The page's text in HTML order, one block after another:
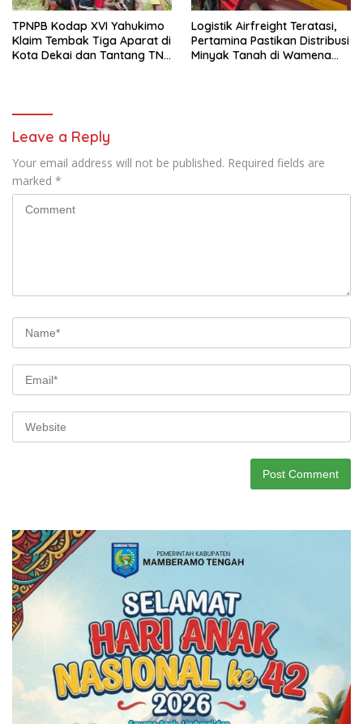
TPNPB Kodap XVI Yahukimo
Klaim Tembak Tiga Aparat di
Kota Dekai dan Tantang TNI-
Logistik Airfreight Teratasi,
Pertamina Pastikan Distribusi
Minyak Tanah di Wamena
Leave a Reply
Your email address will not be published. Required fields are
marked *